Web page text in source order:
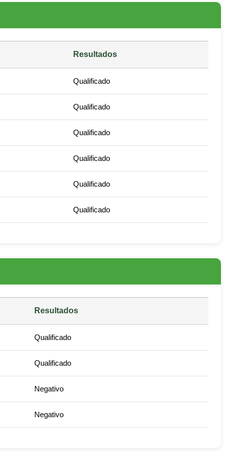
Resultados
Qualificado
Qualificado
Qualificado
Qualificado
Qualificado
Qualificado
Resultados
Qualificado
Qualificado
Negativo
Negativo